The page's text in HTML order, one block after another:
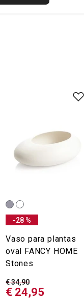
-28 %
Vaso para plantas
oval FANCY HOME
Stones
€ 34,90
€ 24,95